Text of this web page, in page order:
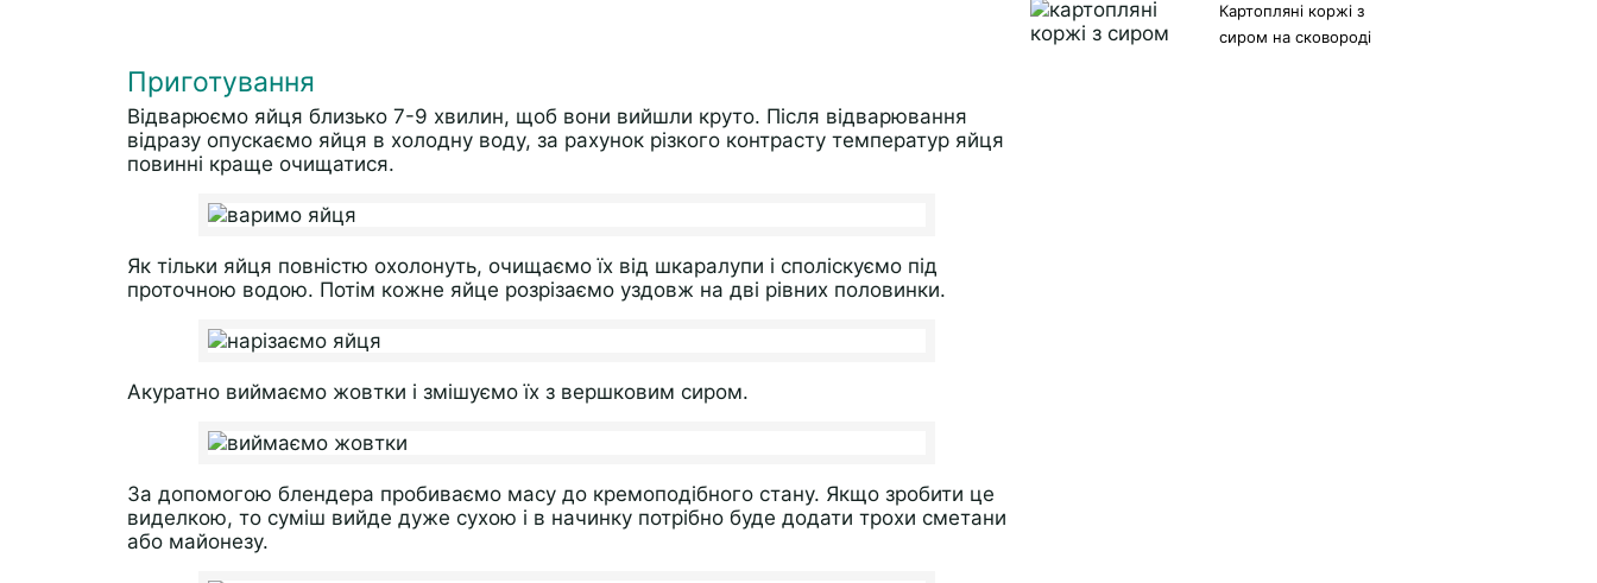
Приготування
Відварюємо яйця близько 7-9 хвилин, щоб вони вийшли круто. Після відварювання
відразу опускаємо яйця в холодну воду, за рахунок різкого контрасту температур яйця
повинні краще очищатися.
Як тільки яйця повністю охолонуть, очищаємо їх від шкаралупи і споліскуємо під
проточною водою. Потім кожне яйце розрізаємо уздовж на дві рівних половинки.
Акуратно виймаємо жовтки і змішуємо їх з вершковим сиром.
За допомогою блендера пробиваємо масу до кремоподібного стану. Якщо зробити це
виделкою, то суміш вийде дуже сухою і в начинку потрібно буде додати трохи сметани
або майонезу.
Картопляні коржі з
сиром на сковороді